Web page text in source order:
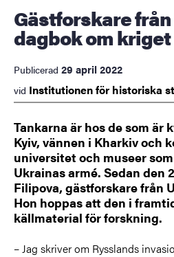
Gästforskare från Ukraina för
dagbok om kriget
Publicerad 29 april 2022
vid Institutionen för historiska
Tankarna är hos de som är
Kyiv, vännen i Kharkiv och
universitet och museer
Ukrainas armé. Sedan den
Filipova, gästforskare från
Hon hoppas att den i
källmaterial för forskning.
– Jag skriver om Rysslands